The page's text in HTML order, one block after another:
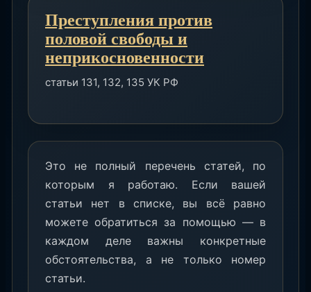
Преступления против
половой свободы и
неприкосновенности
статьи 131, 132, 135 УК РФ
Это не полный перечень статей, по
которым я работаю. Если вашей
статьи нет в списке, вы всё равно
можете обратиться за помощью — в
каждом деле важны конкретные
обстоятельства, а не только номер
статьи.